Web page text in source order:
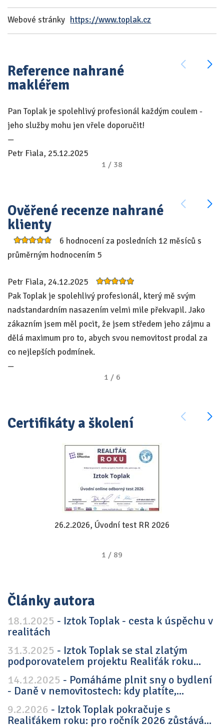
Webové stránky https://www.toplak.cz
Reference nahrané
makléřem
Pan Toplak je spolehlivý profesionál každým coulem -
jeho služby mohu jen vřele doporučit!
—
Petr Fiala, 25.12.2025
1 / 38
Ověřené recenze nahrané
klienty
6 hodnocení za posledních 12 měsíců s
průměrným hodnocením 5
Petr Fiala, 24.12.2025
Pak Toplak je spolehlivý profesionál, který mě svým
nadstandardním nasazením velmi mile překvapil. Jako
zákazním jsem měl pocit, že jsem středem jeho zájmu a
dělá maximum pro to, abych svou nemovitost prodal za
co nejlepších podmínek.
—
1 / 6
Certifikáty a školení
26.2.2026, Úvodní test RR 2026
1 / 89
Články autora
18.1.2025 - Iztok Toplak - cesta k úspěchu v
realitách
31.3.2025 - Iztok Toplak se stal zlatým
podporovatelem projektu Realiťák roku...
14.12.2025 - Pomáháme plnit sny o bydlení
- Daně v nemovitostech: kdy platíte,...
9.2.2026 - Iztok Toplak pokračuje s
Realiťákem roku: pro ročník 2026 zůstává...